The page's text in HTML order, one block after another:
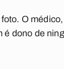
O
dono de